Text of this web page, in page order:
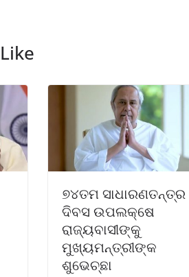
୭୪ତମ ସାଧାରଣତନ୍ତ୍ର
ଦିବସ ଉପଲକ୍ଷେ
ରାଜ୍ୟବାସୀଙ୍କୁ
ମୁଖ୍ୟମନ୍ତ୍ରୀଙ୍କ
ଶୁଭେଚ୍ଛା